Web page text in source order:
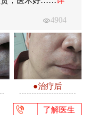
4904
●治疗后
了解医生